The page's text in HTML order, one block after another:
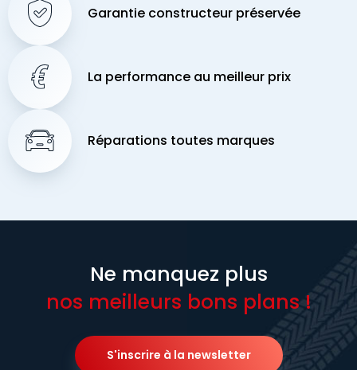
Garantie constructeur préservée
La performance au meilleur prix
Réparations toutes marques
Ne manquez plus
nos meilleurs bons plans !
S'inscrire à la newsletter